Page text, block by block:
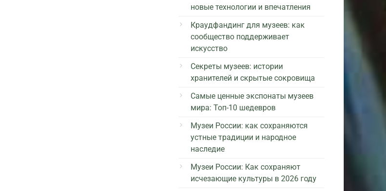
новые технологии и впечатления
Краудфандинг для музеев: как
сообщество поддерживает
искусство
Секреты музеев: истории
хранителей и скрытые сокровища
Самые ценные экспонаты музеев
мира: Топ-10 шедевров
Музеи России: как сохраняются
устные традиции и народное
наследие
Музеи России: Как сохраняют
исчезающие культуры в 2026 году